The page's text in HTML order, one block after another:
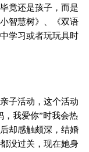
竟还是孩子，而是
智慧树》、《双语
学习或者玩玩具时
子活动，这个活动
，我爱你”时我会热
却感触颇深，结婚
没过关，现在她身